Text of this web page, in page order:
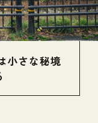
小さな秘境